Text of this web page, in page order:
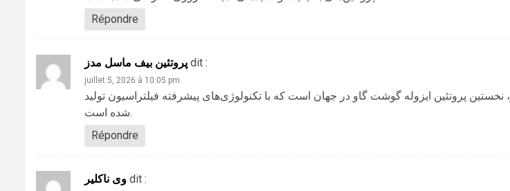
Répondre
پروتئین بیف ماسل مدز dit :
juillet 5, 2026 à 10:05 pm
، نخستین پروتئین ایزوله گوشت گاو در جهان است که با تکنولوژی‌های پیشرفته فیلتراسیون تولید
شده است.
Répondre
وی ناکلیر dit :